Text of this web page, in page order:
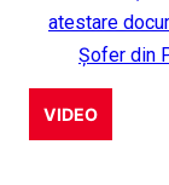
atestare
Șofer din
VIDEO